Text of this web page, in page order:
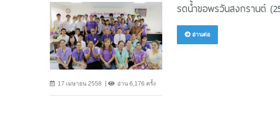
17 เมษายน 2558 อ่าน 6,176 ครั้ง
รดน้ำขอพรวันสงกรานต์
อ่านต่อ